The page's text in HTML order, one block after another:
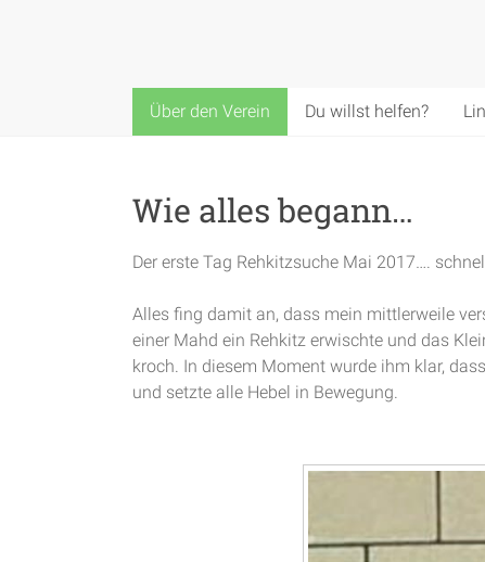
Über den Verein Du willst helfen?
Wie alles begann…
Der erste Tag Rehkitzsuche Mai 2017….
Alles fing damit an, dass mein mittlerweile
einer Mahd ein Rehkitz erwischte und das
kroch. In diesem Moment wurde ihm klar,
und setzte alle Hebel in Bewegung.